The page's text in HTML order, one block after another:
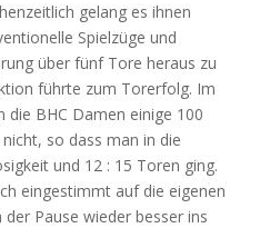
gelang es ihnen
Spielzüge und
über fünf Tore heraus zu
führte zum Torerfolg. Im
die BHC Damen einige 100
so dass man in die
und 12 : 15 Toren ging.
eingestimmt auf die eigenen
Pause wieder besser ins